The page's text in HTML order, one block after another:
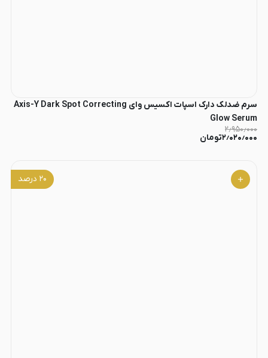
سرم ضدلک دارک اسپات اکسیس وای Axis-Y Dark Spot Correcting
Glow Serum
۲٫۹۵۰٫۰۰۰
۲٫۰۲۰٫۰۰۰تومان
۲۰ درصد